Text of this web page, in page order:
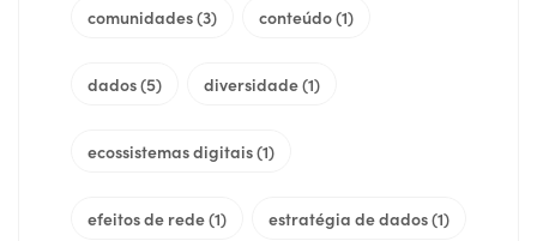
comunidades(3) conteúdo(1)
dados(5) diversidade(1)
ecossistemas digitais(1)
efeitos de rede(1) estratégia de dados(1)